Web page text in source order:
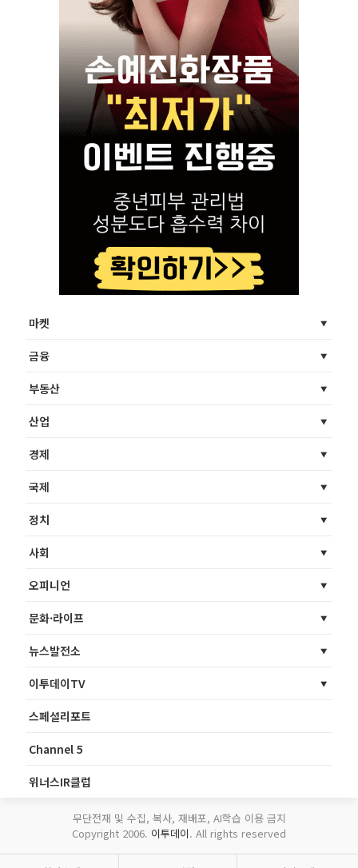
마켓
금융
부동산
산업
경제
국제
정치
사회
오피니언
문화·라이프
뉴스발전소
이투데이TV
스페셜리포트
Channel 5
위너스IR클럽
무단전재 및 수집, 복사, 재배포, AI학습 이용 금지
Copyright 2006. 이투데이. All rights reserved